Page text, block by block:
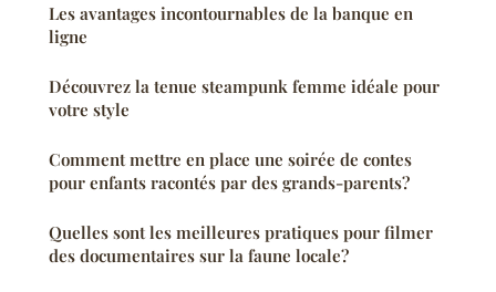
Les avantages incontournables de la banque en
ligne
Découvrez la tenue steampunk femme idéale pour
votre style
Comment mettre en place une soirée de contes
pour enfants racontés par des grands-parents?
Quelles sont les meilleures pratiques pour filmer
des documentaires sur la faune locale?